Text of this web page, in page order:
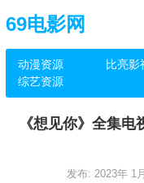
69电影网
动漫资源 比亮影
综艺资源
《想见你》全集
发布: 2023年 1